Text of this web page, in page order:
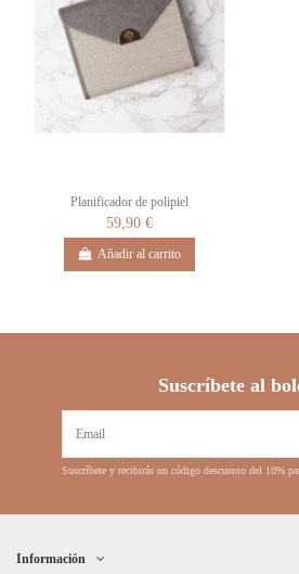
Planificador de polipiel
59,90 €
Añadir al carrito
Suscríbete al
Suscríbete y recibirás un código descuento del 10%
Información